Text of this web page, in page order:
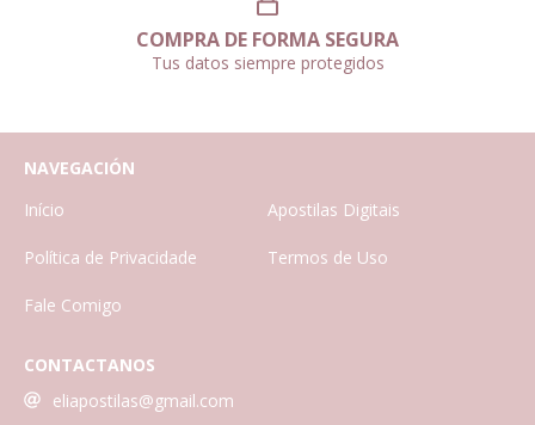
COMPRA DE FORMA SEGURA
Tus datos siempre protegidos
NAVEGACIÓN
Início
Apostilas Digitais
Política de Privacidade Termos de Uso
Fale Comigo
CONTACTANOS
eliapostilas@gmail.com